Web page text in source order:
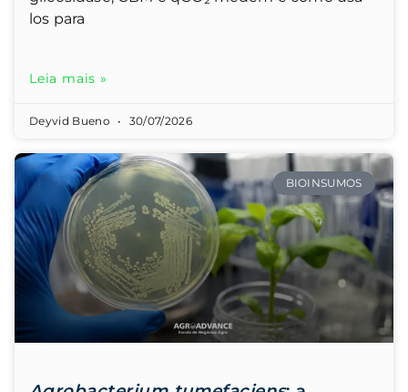
los para
Leia mais »
Deyvid Bueno 30/07/2026
BIOINSUMOS